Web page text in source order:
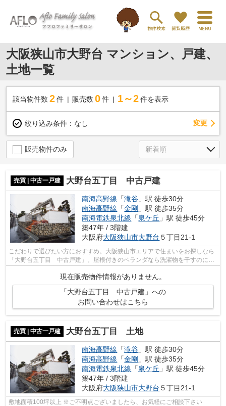
大阪狭山市大野台 マンション、戸建、
土地一覧
該当物件数 2件 販売数 0 件 1～2 件を表示
絞り込み条件： なし 変更
販売物件のみ
売買 | 中古一戸建 大野台五丁目 中古戸建
南海高野線 「滝谷 」駅 徒歩30分
南海高野線 「金剛 」駅 徒歩35分
南海電鉄泉北線 「泉ケ丘 」駅 徒歩45分
築47年 / 3階建
大阪府大阪狭山市大野台 ５丁目21-1
こだわりで選びたい方におすすめ。大阪狭山市エリアで住まいをお探しなら
「大野台五丁目 中古戸建」。屋根付きのベランダなら洗濯物を干すのにピ
現在販売物件情報がありません。
「大野台五丁目 中古戸建」への
お問い合わせはこちら
売買 | 中古一戸建 大野台五丁目 土地
南海高野線 「滝谷 」駅 徒歩30分
南海高野線 「金剛 」駅 徒歩35分
南海電鉄泉北線 「泉ケ丘 」駅 徒歩45分
築47年 / 3階建
大阪府大阪狭山市大野台 ５丁目21-1
敷地面積100坪以上 ※ご不明点ございましたら、お気軽にご相談下さい